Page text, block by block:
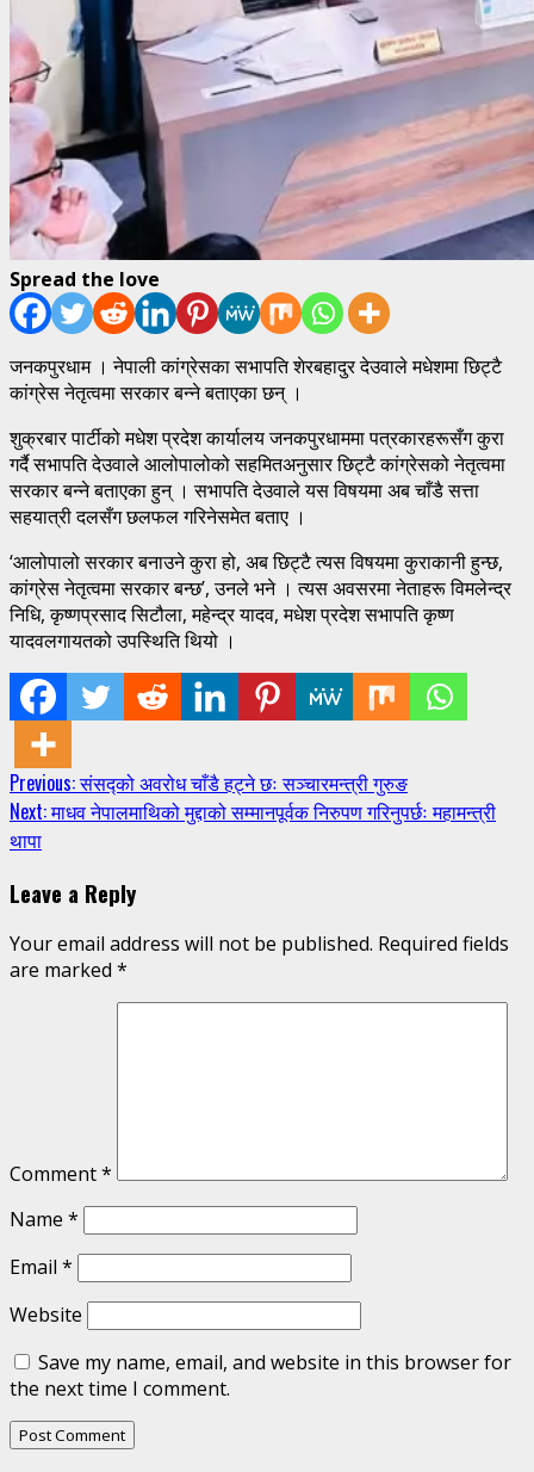
Spread the love
जनकपुरधाम । नेपाली कांग्रेसका सभापति शेरबहादुर देउवाले मधेशमा छिट्टै
कांग्रेस नेतृत्वमा सरकार बन्ने बताएका छन् ।
शुक्रबार पार्टीको मधेश प्रदेश कार्यालय जनकपुरधाममा पत्रकारहरूसँग कुरा
गर्दै सभापति देउवाले आलोपालोको सहमितअनुसार छिट्टै कांग्रेसको नेतृत्वमा
सरकार बन्ने बताएका हुन् । सभापति देउवाले यस विषयमा अब चाँडै सत्ता
सहयात्री दलसँग छलफल गरिनेसमेत बताए ।
‘आलोपालो सरकार बनाउने कुरा हो, अब छिट्टै त्यस विषयमा कुराकानी हुन्छ,
कांग्रेस नेतृत्वमा सरकार बन्छ’, उनले भने । त्यस अवसरमा नेताहरू विमलेन्द्र
निधि, कृष्णप्रसाद सिटौला, महेन्द्र यादव, मधेश प्रदेश सभापति कृष्ण
यादवलगायतको उपस्थिति थियो ।
Continue
Reading
Previous:संसद्को अवरोध चाँडै हट्ने छः सञ्चारमन्त्री गुरुङ
Next:माधव नेपालमाथिको मुद्दाको सम्मानपूर्वक निरुपण गरिनुपर्छः महामन्त्री
थापा
Leave a Reply
Your email address will not be published. Required fields
are marked *
Comment*
Name *
Email *
Website
Save my name, email, and website in this browser for
the next time I comment.